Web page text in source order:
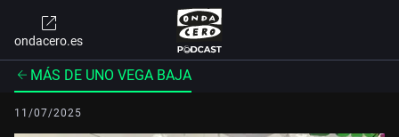
ondacero.es
MÁS DE UNO VEGA BAJA
11/07/2025